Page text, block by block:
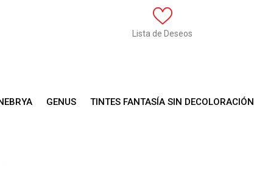
Lista de Deseos
GENUS TINTES FANTASÍA SIN DECOLORACIÓN